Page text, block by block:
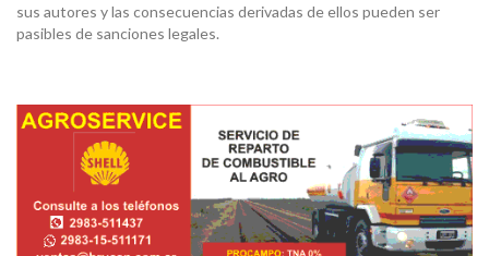
sus autores y las consecuencias derivadas de ellos pueden ser
pasibles de sanciones legales.